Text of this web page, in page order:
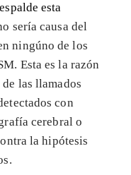
esta
sería causa del
ningúno de los
Esta es la razón
las llamados
con
cerebral o
la hipótesis